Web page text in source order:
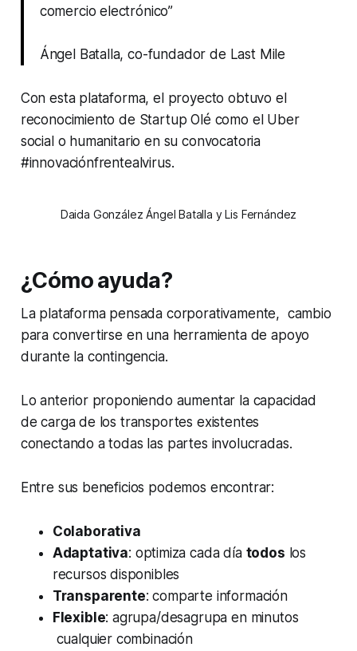
comercio electrónico”
Ángel Batalla, co-fundador de Last Mile
Con esta plataforma, el proyecto obtuvo el
reconocimiento de Startup Olé como el Uber
social o humanitario en su convocatoria
#innovaciónfrentealvirus.
Daida González Ángel Batalla y Lis Fernández
¿Cómo ayuda?
La plataforma pensada corporativamente, cambio
para convertirse en una herramienta de apoyo
durante la contingencia.
Lo anterior proponiendo aumentar la capacidad
de carga de los transportes existentes
conectando a todas las partes involucradas.
Entre sus beneficios podemos encontrar:
Colaborativa
Adaptativa: optimiza cada día todos los
recursos disponibles
Transparente: comparte información
Flexible: agrupa/desagrupa en minutos
cualquier combinación